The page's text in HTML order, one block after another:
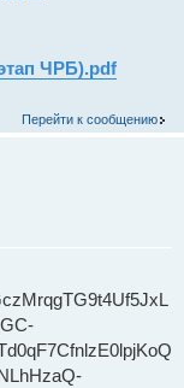
ЧРБ).pdf
Перейти к сообщению